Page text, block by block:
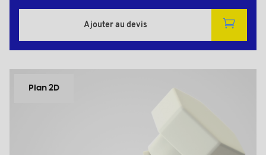
Ajouter au devis
Plan 2D